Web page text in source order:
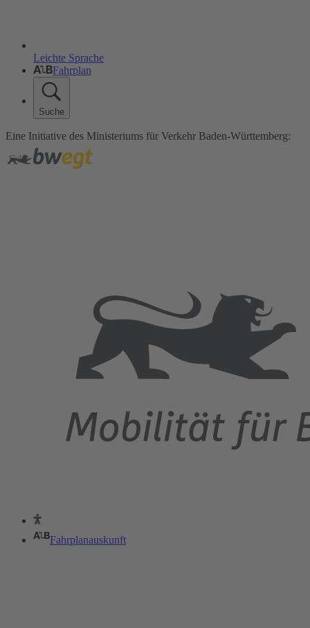
Leichte Sprache
Fahrplan
Suche
Eine Initiative des Ministeriums für Verkehr Baden-Württemberg:
Fahrplanauskunft